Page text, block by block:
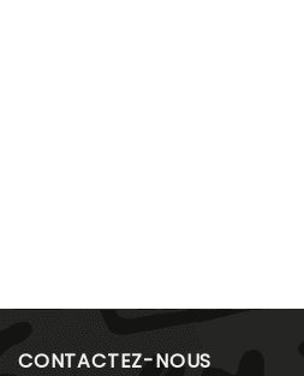
CONTACTEZ-NOUS